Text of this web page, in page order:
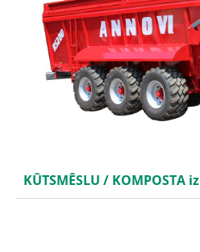
KŪTSMĒSLU / KOMPOSTA